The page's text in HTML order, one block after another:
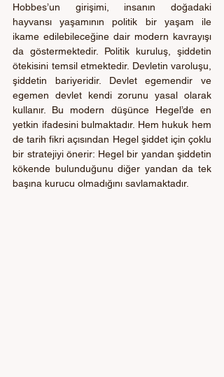
Hobbes’un girişimi, insanın doğadaki
hayvansı yaşamının politik bir yaşam ile
ikame edilebileceğine dair modern kavrayışı
da göstermektedir. Politik kuruluş, şiddetin
ötekisini temsil etmektedir. Devletin varoluşu,
şiddetin bariyeridir. Devlet egemendir ve
egemen devlet kendi zorunu yasal olarak
kullanır. Bu modern düşünce Hegel’de en
yetkin ifadesini bulmaktadır. Hem hukuk hem
de tarih fikri açısından Hegel şiddet için çoklu
bir stratejiyi önerir: Hegel bir yandan şiddetin
kökende bulunduğunu diğer yandan da tek
başına kurucu olmadığını savlamaktadır.